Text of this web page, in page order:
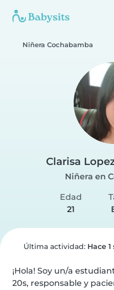
Niñera Cochabamba
Clarisa
Niñera en
Edad
21
Última actividad: Hace
¡Hola! Soy un/a
20s, responsable y